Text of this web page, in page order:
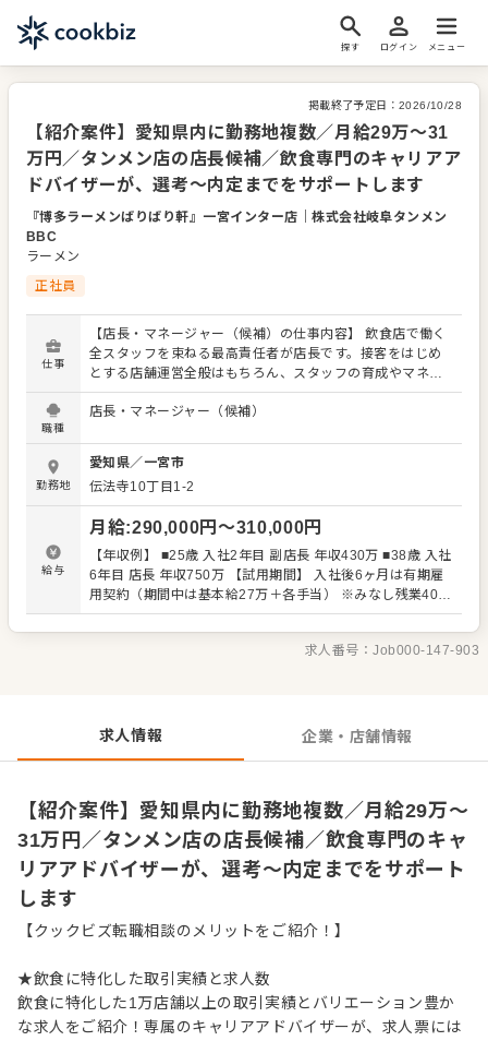
探す ログイン メニュー
掲載終了予定日： 2026/10/28
【紹介案件】愛知県内に勤務地複数／月給29万～31
万円／タンメン店の店長候補／飲食専門のキャリアア
ドバイザーが、選考～内定までをサポートします
『博多ラーメンばりばり軒』一宮インター店 ｜株式会社岐阜タンメン
BBC
ラーメン
正社員
仕事
【店長・マネージャー（候補）の仕事内容】 飲食店で働く
全スタッフを束ねる最高責任者が店長です。接客をはじめ
とする店舗運営全般はもちろん、スタッフの育成やマネジ
メントといった重要な役割を担います。また、販促イベン
トやキャンペーンの企画など売上に直結するやりがいある
（候補）として大きく飛躍されることを期待しています。
また、全体のオペレーション改善や構築もお任せしますの
で、あなたならではのアイデアを積極的に発信してくださ
い。 【具体的には…】 ・ホール、キッチンの全体管理 ・
予約管理、電話対応 ・接客、サービス全般 ・スタッフへの
指示出し、動きの確認 ・売上管理、発注業務、在庫管理 ・
スタッフの育成やマネジメント、シフト管理 など 入社後
はスキルに合わせた業務からお任せしますので、徐々に業
フがあなたの成長をサポートしますので、店長経験がない
方も安心してスタートできる環境です。 将来のキャリアと
が気になった方は、エントリーいただくか『クックビズ転
職支援窓口』までお問合せください！
職種
店長・マネージャー（候補）
勤務地
愛知県／ 一宮市
伝法寺10丁目1-2
給与
月給:290,000円〜310,000円
【年収例】 ■25歳 入社2年目 副店長 年収430万 ■38歳 入社
6年目 店長 年収750万 【試用期間】 入社後6ヶ月は有期雇
用契約（期間中は基本給27万＋各手当） ※みなし残業40時
間・深夜80時間￥71,890を含む。超過分は追加支給。 ※緊
急の出勤には別途特別手当を支給
求人番号：Job000-147-903
求人情報 企業・店舗情報
【紹介案件】愛知県内に勤務地複数／月給29万～
31万円／タンメン店の店長候補／飲食専門のキャ
リアアドバイザーが、選考～内定までをサポート
します
【クックビズ転職相談のメリットをご紹介！】
★飲食に特化した取引実績と求人数
飲食に特化した1万店舗以上の取引実績とバリエーション豊か
な求人をご紹介！専属のキャリアアドバイザーが、求人票には